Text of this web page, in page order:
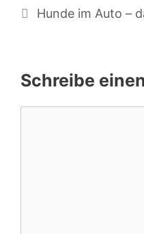
Beitrags-
Hunde im Auto –
Schreibe